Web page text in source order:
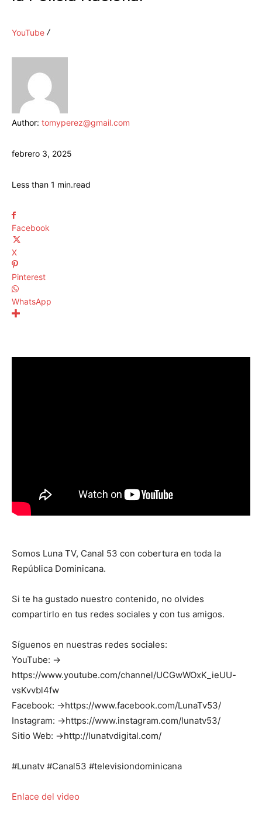
YouTube
Author: tomyperez@gmail.com
febrero 3, 2025
Less than 1 min.read
Facebook
X
Pinterest
WhatsApp
Somos Luna TV, Canal 53 con cobertura en toda la
República Dominicana.
Si te ha gustado nuestro contenido, no olvides
compartirlo en tus redes sociales y con tus amigos.
Síguenos en nuestras redes sociales:
YouTube: →
https://www.youtube.com/channel/UCGwWOxK_ieUU-
vsKvvbl4fw
Facebook: →https://www.facebook.com/LunaTv53/
Instagram: →https://www.instagram.com/lunatv53/
Sitio Web: →http://lunatvdigital.com/
#Lunatv #Canal53 #televisiondominicana
Enlace del video